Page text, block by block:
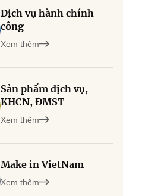
Dịch vụ hành chính
công
Xem thêm
Sản phẩm dịch vụ,
KHCN, ĐMST
Xem thêm
Make in VietNam
Xem thêm